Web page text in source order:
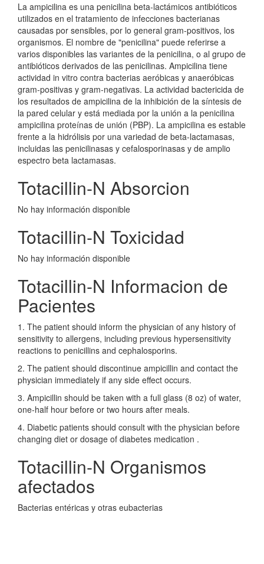
La ampicilina es una penicilina beta-lactámicos antibióticos
utilizados en el tratamiento de infecciones bacterianas
causadas por sensibles, por lo general gram-positivos, los
organismos. El nombre de "penicilina" puede referirse a
varios disponibles las variantes de la penicilina, o al grupo de
antibióticos derivados de las penicilinas. Ampicilina tiene
actividad in vitro contra bacterias aeróbicas y anaeróbicas
gram-positivas y gram-negativas. La actividad bactericida de
los resultados de ampicilina de la inhibición de la síntesis de
la pared celular y está mediada por la unión a la penicilina
ampicilina proteínas de unión (PBP). La ampicilina es estable
frente a la hidrólisis por una variedad de beta-lactamasas,
incluidas las penicilinasas y cefalosporinasas y de amplio
espectro beta lactamasas.
Totacillin-N Absorcion
No hay información disponible
Totacillin-N Toxicidad
No hay información disponible
Totacillin-N Informacion de
Pacientes
1. The patient should inform the physician of any history of
sensitivity to allergens, including previous hypersensitivity
reactions to penicillins and cephalosporins.
2. The patient should discontinue ampicillin and contact the
physician immediately if any side effect occurs.
3. Ampicillin should be taken with a full glass (8 oz) of water,
one-half hour before or two hours after meals.
4. Diabetic patients should consult with the physician before
changing diet or dosage of diabetes medication .
Totacillin-N Organismos
afectados
Bacterias entéricas y otras eubacterias